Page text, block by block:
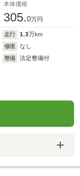
本体価格
305.0万円
走行 1.3万km
修復
なし
整備
法定整備付